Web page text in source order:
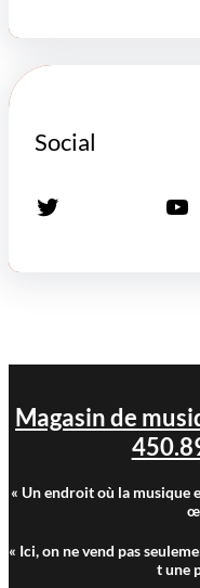
Social
Twitter YouTube
Magasin de
« Un endroit où la musique
« Ici, on ne vend pas
t une